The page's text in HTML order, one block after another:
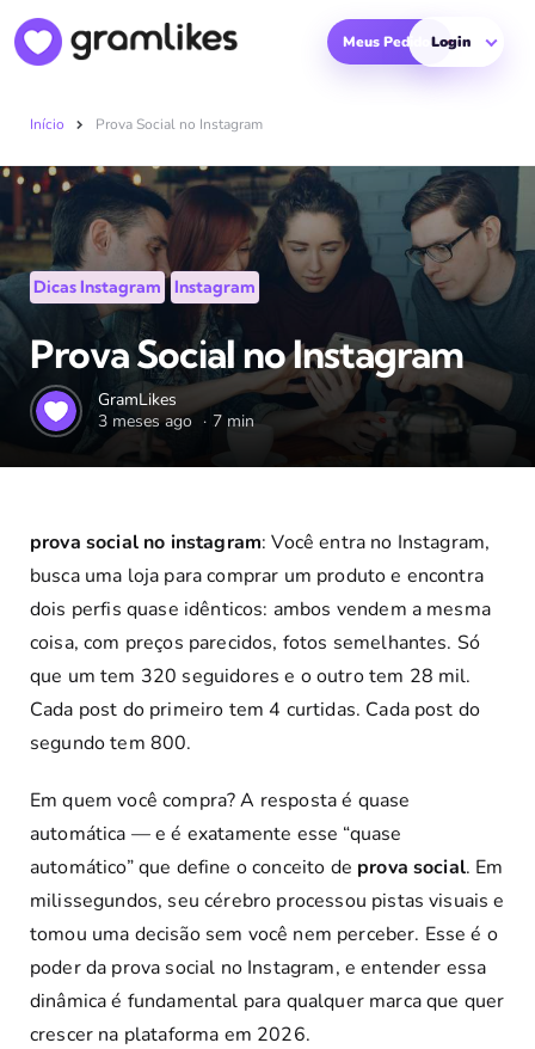
Meus PedidosLogin
Início Prova Social no Instagram
Categorias
Posted
in
Dicas Instagram Instagram
Prova Social no Instagram
Postado
por
GramLikes
3 meses ago
7 min
prova social no instagram: Você entra no Instagram,
busca uma loja para comprar um produto e encontra
dois perfis quase idênticos: ambos vendem a mesma
coisa, com preços parecidos, fotos semelhantes. Só
que um tem 320 seguidores e o outro tem 28 mil.
Cada post do primeiro tem 4 curtidas. Cada post do
segundo tem 800.
Em quem você compra? A resposta é quase
automática — e é exatamente esse “quase
automático” que define o conceito de prova social. Em
milissegundos, seu cérebro processou pistas visuais e
tomou uma decisão sem você nem perceber. Esse é o
poder da prova social no Instagram, e entender essa
dinâmica é fundamental para qualquer marca que quer
crescer na plataforma em 2026.